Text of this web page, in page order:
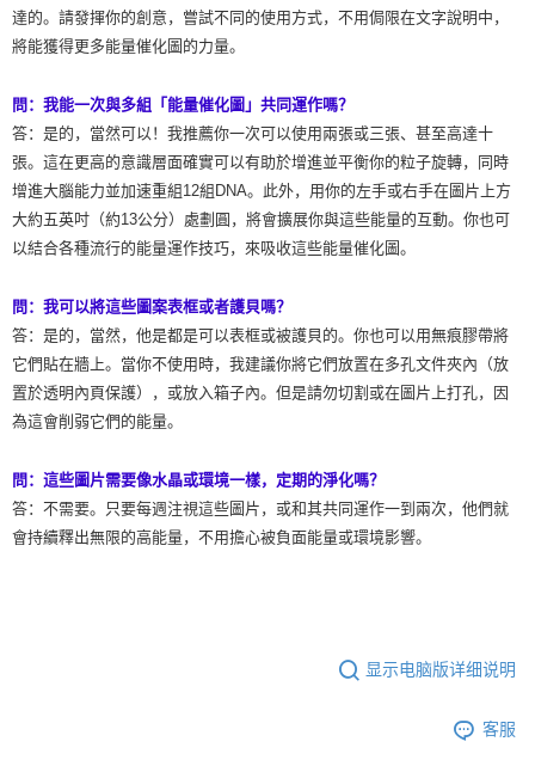
達的。請發揮你的創意，嘗試不同的使用方式，不用侷限在文字說明中，
將能獲得更多能量催化圖的力量。
問：我能一次與多組「能量催化圖」共同運作嗎？
答：是的，當然可以！我推薦你一次可以使用兩張或三張、甚至高達十
張。這在更高的意識層面確實可以有助於增進並平衡你的粒子旋轉，同時
增進大腦能力並加速重組12組DNA。此外，用你的左手或右手在圖片上方
大約五英吋（約13公分）處劃圓，將會擴展你與這些能量的互動。你也可
以結合各種流行的能量運作技巧，來吸收這些能量催化圖。
問：我可以將這些圖案表框或者護貝嗎？
答：是的，當然，他是都是可以表框或被護貝的。你也可以用無痕膠帶將
它們貼在牆上。當你不使用時，我建議你將它們放置在多孔文件夾內（放
置於透明內頁保護），或放入箱子內。但是請勿切割或在圖片上打孔，因
為這會削弱它們的能量。
問：這些圖片需要像水晶或環境一樣，定期的淨化嗎？
答：不需要。只要每週注視這些圖片，或和其共同運作一到兩次，他們就
會持續釋出無限的高能量，不用擔心被負面能量或環境影響。
显示电脑版详细说明
客服